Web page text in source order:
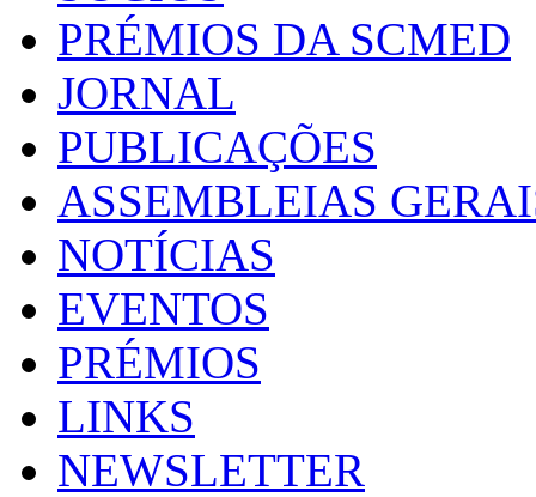
PRÉMIOS DA SCMED
JORNAL
PUBLICAÇÕES
ASSEMBLEIAS
NOTÍCIAS
EVENTOS
PRÉMIOS
LINKS
NEWSLETTER